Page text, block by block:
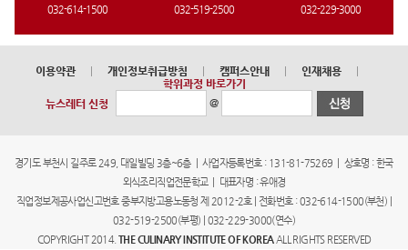
032-614-1500 032-519-2500 032-229-3000
이용약관 개인정보취급방침 캠퍼스안내 인재채용
학위과정 바로가기
뉴스레터 신청
@
경기도 부천시 길주로 249, 대일빌딩 3층~6층 | 사업자등록번호 : 131-81-75269 | 상호명 : 한국
외식조리직업전문학교 | 대표자명 : 유애경
직업정보제공사업신고번호 중부지방고용노동청 제 2012-2호 | 전화번호 : 032-614-1500(부천) |
032-519-2500(부평) | 032-229-3000(연수)
COPYRIGHT 2014. THE CULINARY INSTITUTE OF KOREAALL RIGHTS RESERVED